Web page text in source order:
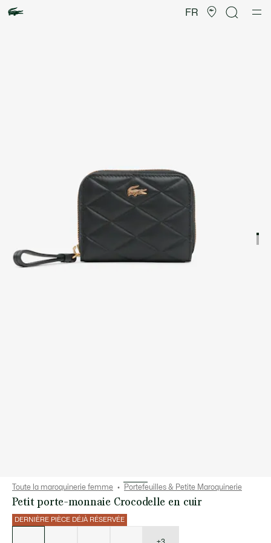
FR
d’images
produit
Toute la maroquinerie femme Portefeuilles & Petite Maroquinerie
Petit porte-monnaie Crocodelle en cuir
DERNIÈRE PIÈCE DÉJÀ RÉSERVÉE